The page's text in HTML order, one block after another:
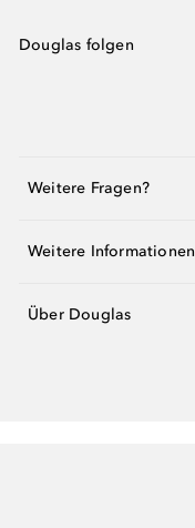
Douglas folgen
Weitere Fragen?
Weitere Informationen
Über Douglas